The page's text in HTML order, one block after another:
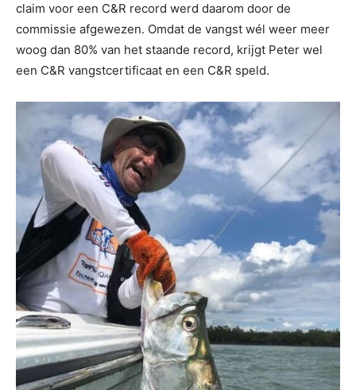
claim voor een C&R record werd daarom door de
commissie afgewezen. Omdat de vangst wél weer meer
woog dan 80% van het staande record, krijgt Peter wel
een C&R vangstcertificaat en een C&R speld.